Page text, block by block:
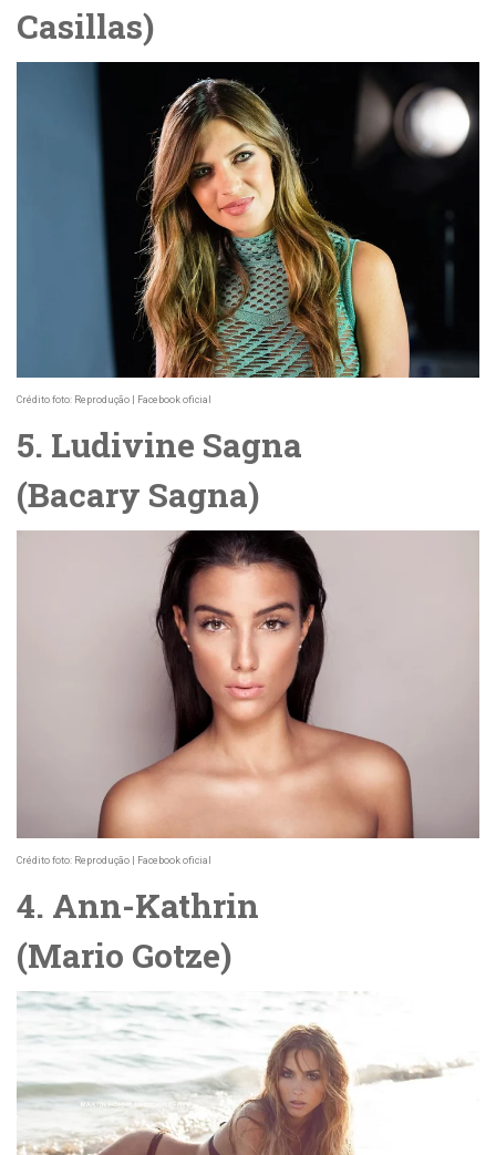
Casillas)
Crédito foto: Reprodução | Facebook oficial
5. Ludivine Sagna
(Bacary Sagna)
Crédito foto: Reprodução | Facebook oficial
4. Ann-Kathrin
(Mario Gotze)